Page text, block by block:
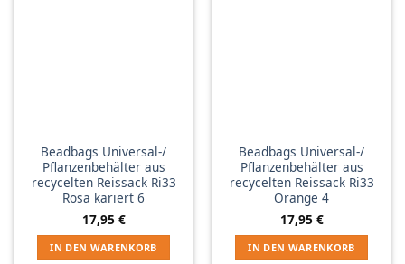
Beadbags Universal-/
Pflanzenbehälter aus
recycelten Reissack Ri33
Rosa kariert 6
17,95 €
IN DEN WARENKORB
Beadbags Universal-/
Pflanzenbehälter aus
recycelten Reissack Ri33
Orange 4
17,95 €
IN DEN WARENKORB